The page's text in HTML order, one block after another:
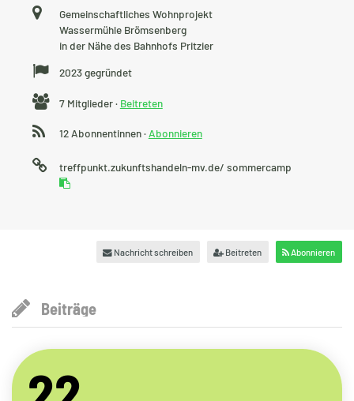
Anschrift
Gemeinschaftliches Wohnprojekt
Wassermühle Brömsenberg
in der Nähe des Bahnhofs Pritzier
Gründung
2023 gegründet
Anzahl
7 Mitglieder · Beitreten
12 Abonnentinnen · Abonnieren
URL
auf
treffpunkt.zukunftshandeln-mv.de/ sommercamp
Nachricht schreiben Beitreten Abonnieren
Beiträge